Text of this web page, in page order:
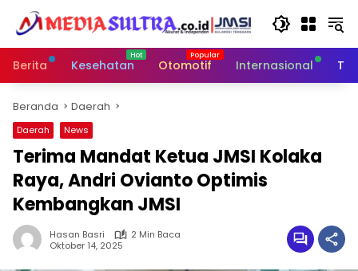
Langsung
konten
Berita
Kesehatan Otomotif Internasional
Beranda Daerah
Daerah News
Terima Mandat Ketua JMSI Kolaka
Raya, Andri Ovianto Optimis
Kembangkan JMSI
Hasan Basri
2 Min Baca
Oktober 14, 2025